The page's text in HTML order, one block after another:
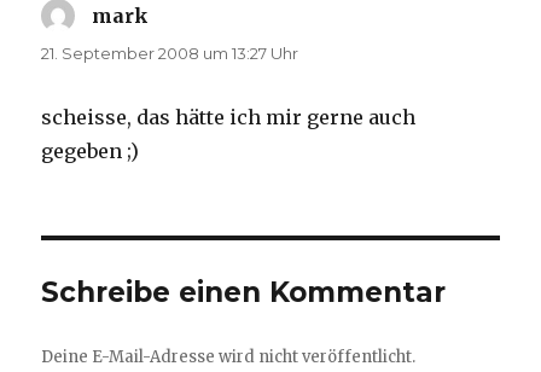
mark
21. September 2008 um 13:27 Uhr
scheisse, das hätte ich mir gerne auch
gegeben ;)
Schreibe einen Kommentar
Deine E-Mail-Adresse wird nicht veröffentlicht.